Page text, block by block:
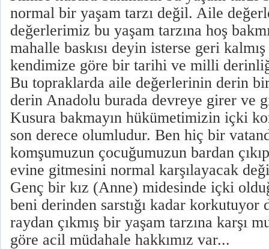
normal bir yaşam tarzı değil. Aile
değerlerimiz bu yaşam tarzına hoş
mahalle baskısı deyin isterse geri
kendimize göre bir tarihi ve milli
Bu topraklarda aile değerlerinin derin bir
derin Anadolu burada devreye girer ve
Kusura bakmayın hükümetimizin içki
son derece olumludur. Ben hiç bir
komşumuzun çocuğumuzun bardan
evine gitmesini normal karşılayacak
Genç bir kız (Anne) midesinde içki
beni derinden sarstığı kadar korkutuyor
raydan çıkmış bir yaşam tarzına karşı
göre acil müdahale hakkımız var...